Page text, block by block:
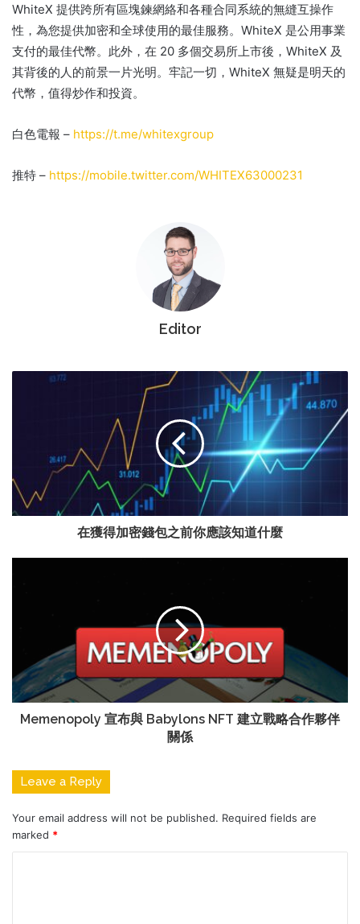
WhiteX 提供跨所有區塊鍊網絡和各種合同系統的無縫互操作
性，為您提供加密和全球使用的最佳服務。 WhiteX 是公用事業
支付的最佳代幣。 此外，在 20 多個交易所上市後，WhiteX 及
其背後的人的前景一片光明。 牢記一切，WhiteX 無疑是明天的
代幣，值得炒作和投資。
白色電報 – https://t.me/whitexgroup
推特 – https://mobile.twitter.com/WHITEX63000231
Editor
在獲得加密錢包之前你應該知道什麼
Memenopoly 宣布與 Babylons NFT 建立戰略合作夥伴
關係
Leave a Reply
Your email address will not be published. Required fields are
marked *